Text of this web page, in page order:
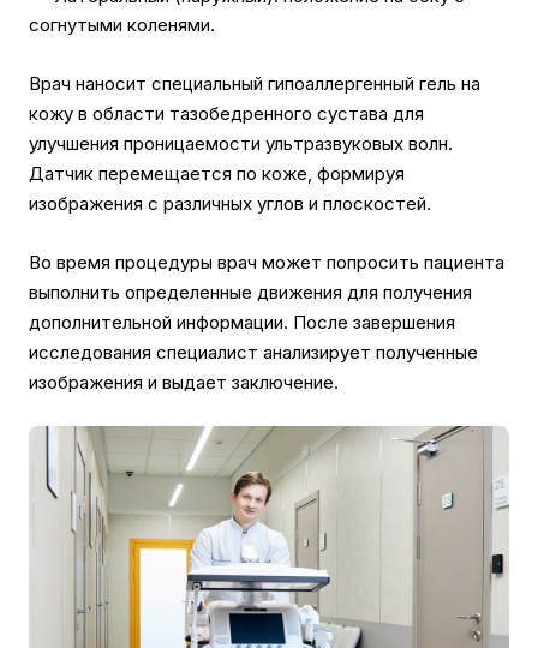
согнутыми коленями.
Врач наносит специальный гипоаллергенный гель на
кожу в области тазобедренного сустава для
улучшения проницаемости ультразвуковых волн.
Датчик перемещается по коже, формируя
изображения с различных углов и плоскостей.
Во время процедуры врач может попросить пациента
выполнить определенные движения для получения
дополнительной информации. После завершения
исследования специалист анализирует полученные
изображения и выдает заключение.